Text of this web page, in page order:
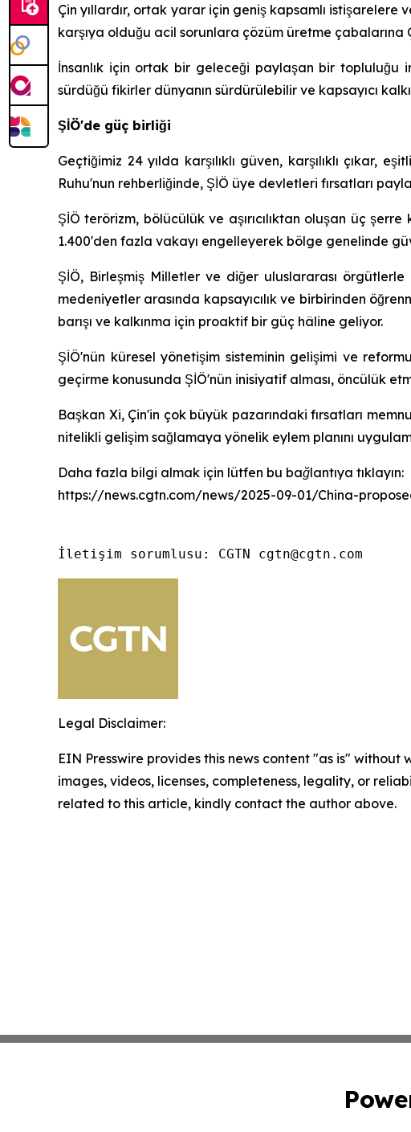
Çin yıllardır, ortak yarar için geniş kapsamlı
karşıya olduğu acil sorunlara çözüm üretme
İnsanlık için ortak bir geleceği paylaşan bir topluluğu
sürdüğü fikirler dünyanın sürdürülebilir ve kapsayıcı
ŞİÖ'de güç birliği
Geçtiğimiz 24 yılda karşılıklı güven, karşılıklı çıkar,
Ruhu'nun rehberliğinde, ŞİÖ üye devletleri fırsatları
ŞİÖ terörizm, bölücülük ve aşırıcılıktan oluşan üç
1.400'den fazla vakayı engelleyerek bölge genelinde
ŞİÖ, Birleşmiş Milletler ve diğer uluslararası
medeniyetler arasında kapsayıcılık ve birbirinden
barışı ve kalkınma için proaktif bir güç hâline geliyor.
ŞİÖ'nün küresel yönetişim sisteminin gelişimi ve
geçirme konusunda ŞİÖ'nün inisiyatif alması, öncülük
Başkan Xi, Çin'in çok büyük pazarındaki fırsatları
nitelikli gelişim sağlamaya yönelik eylem planını
Daha fazla bilgi almak için lütfen bu bağlantıya tıklayın:
https://news.cgtn.com/news/2025-09-01/China-
İletişim sorumlusu: CGTN cgtn@cgtn.com
Legal Disclaimer:
EIN Presswire provides this news content "as is"
images, videos, licenses, completeness, legality, or
related to this article, kindly contact the author above.